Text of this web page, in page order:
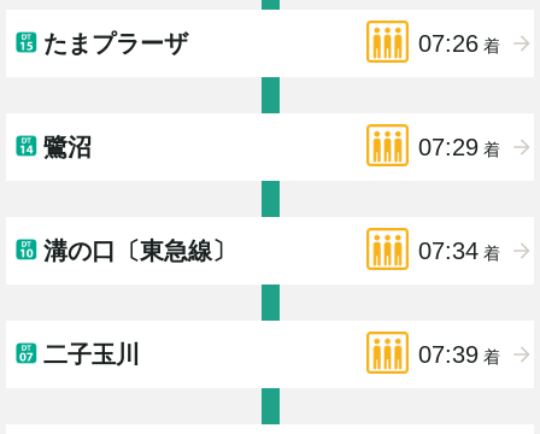
たまプラーザ 07:26 着
鷺沼 07:29 着
溝の口〔東急線〕 07:34 着
二子玉川 07:39 着